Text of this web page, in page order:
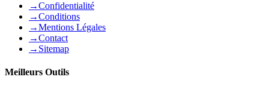
→Confidentialité
→Conditions
→Mentions Légales
→Contact
→ Sitemap
Meilleurs Outils